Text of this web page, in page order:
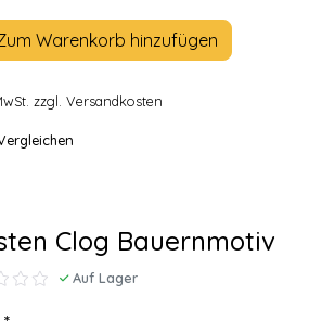
Warenkorb hinzufügen
zzgl. Versandkosten
Clog Bauernmotiv
Auf Lager